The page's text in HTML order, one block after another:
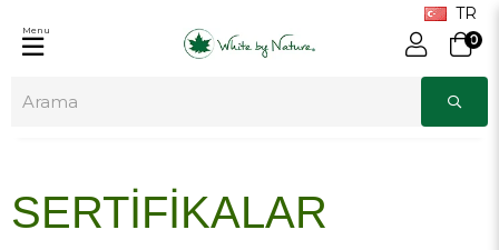
0
Menu
SERTİFİKALAR